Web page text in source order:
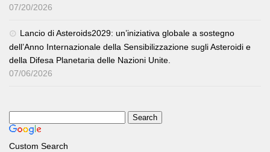
07/20/2026
Lancio di Asteroids2029: un’iniziativa globale a sostegno
dell’Anno Internazionale della Sensibilizzazione sugli Asteroidi e
della Difesa Planetaria delle Nazioni Unite.
07/06/2026
Custom Search